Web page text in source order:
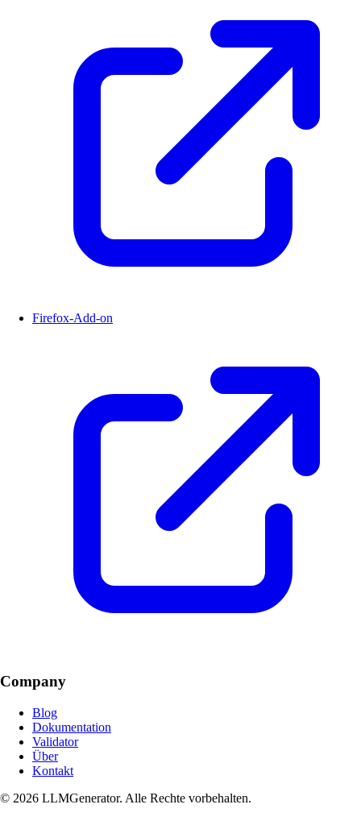
Firefox-Add-on
Company
Blog
Dokumentation
Validator
Über
Kontakt
© 2026 LLMGenerator. Alle Rechte vorbehalten.